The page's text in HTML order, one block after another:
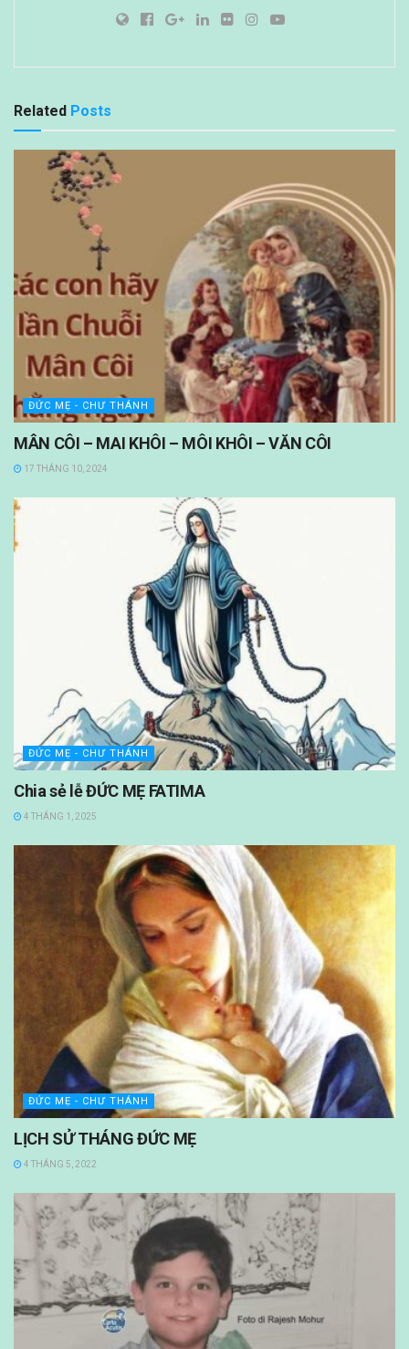
Related Posts
ĐỨC MẸ - CHƯ THÁNH
MÂN CÔI – MAI KHÔI – MÔI KHÔI – VĂN CÔI
17 THÁNG 10, 2024
ĐỨC MẸ - CHƯ THÁNH
Chia sẻ lễ ĐỨC MẸ FATIMA
4 THÁNG 1, 2025
ĐỨC MẸ - CHƯ THÁNH
LỊCH SỬ THÁNG ĐỨC MẸ
4 THÁNG 5, 2022